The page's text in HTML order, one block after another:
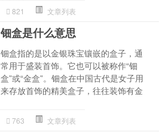
821 文章列表
钿盒是什么意思
钿盒指的是以金银珠宝镶嵌的盒子，通
常用于盛装首饰。它也可以被称作“钿
盒”或“金盒”。钿盒在中国古代是女子用
来存放首饰的精美盒子，往往装饰有金
763 文章列表